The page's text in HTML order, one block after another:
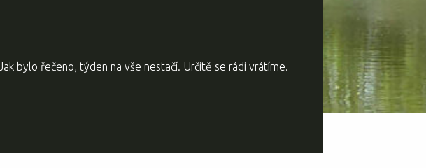
bylo řečeno, týden na vše nestačí. Určitě se rádi vrátíme.